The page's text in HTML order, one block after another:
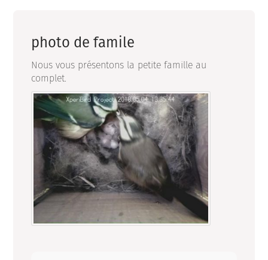
photo de famile
Nous vous présentons la petite famille au
complet.